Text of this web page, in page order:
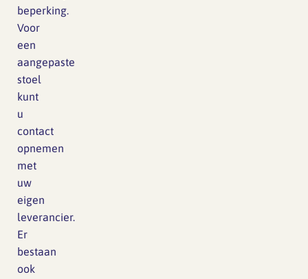
beperking.
Voor
een
aangepaste
stoel
kunt
u
contact
opnemen
met
uw
eigen
leverancier.
Er
bestaan
ook